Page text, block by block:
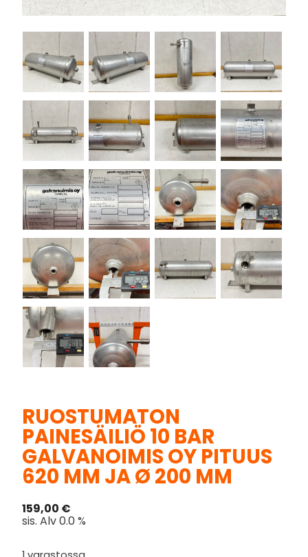
RUOSTUMATON
PAINESÄILIÖ 10 BAR
GALVANOIMIS OY PITUUS
620 MM JA Ø 200 MM
159,00 €
sis. Alv 0.0 %